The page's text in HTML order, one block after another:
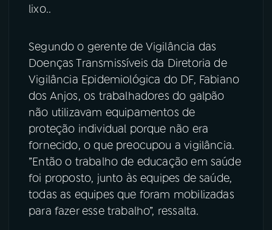
lixo..
Segundo o gerente de Vigilância das
Doenças Transmissíveis da Diretoria de
Vigilância Epidemiológica do DF, Fabiano
dos Anjos, os trabalhadores do galpão
não utilizavam equipamentos de
proteção individual porque não era
fornecido, o que preocupou a vigilância.
”Então o trabalho de educação em saúde
foi proposto, junto às equipes de saúde,
todas as equipes que foram mobilizadas
para fazer esse trabalho”, ressalta.